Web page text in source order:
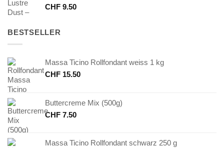
CHF 9.50
BESTSELLER
Massa Ticino Rollfondant weiss 1 kg
CHF 15.50
Buttercreme Mix (500g)
CHF 7.50
Massa Ticino Rollfondant schwarz 250 g